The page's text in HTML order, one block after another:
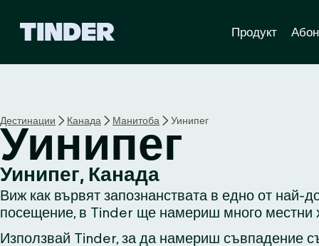
Н
а
л
о
Продукт
Дестинации Канада Манитоба Уинипег
Уинипег
Уинипег, Канада
Виж как вървят запознанствата в едно от най-
посещение, в Tinder ще намериш много местни
Използвай Tinder, за да намериш съвпадение